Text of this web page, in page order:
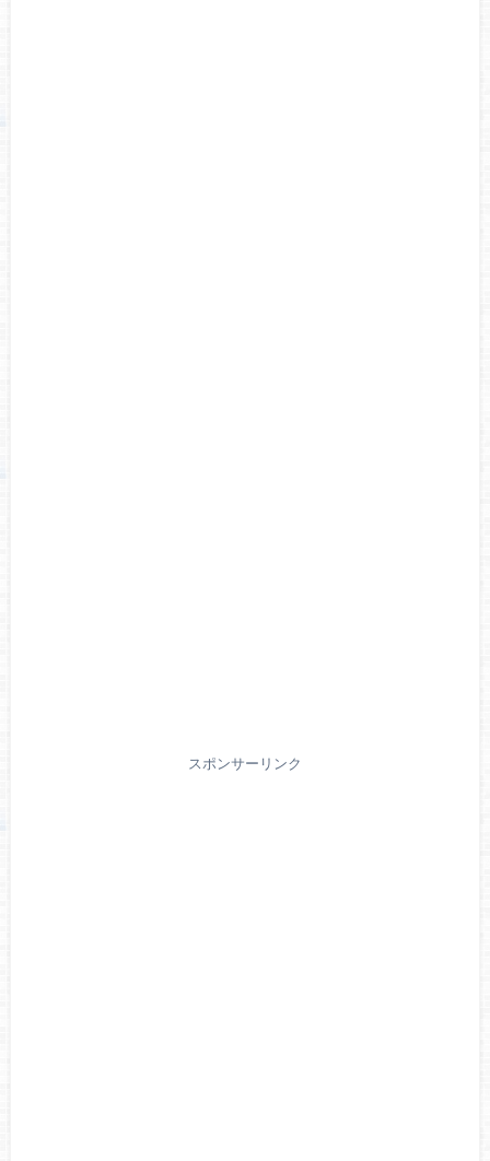
スポンサーリンク